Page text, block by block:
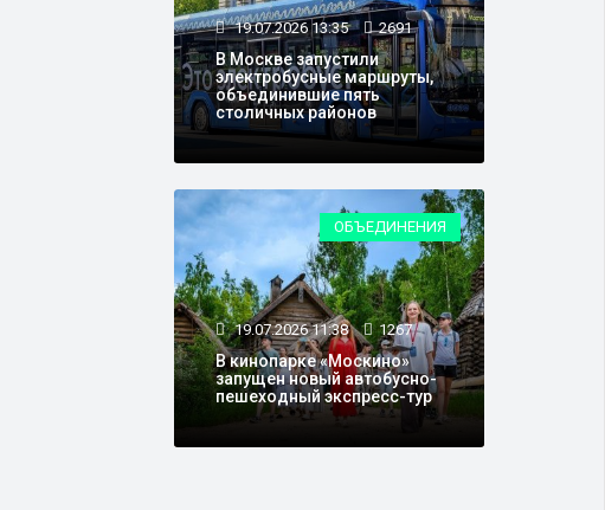
19.07.2026 13:35 2691
В Москве запустили
электробусные маршруты,
объединившие пять
столичных районов
ОБЪЕДИНЕНИЯ
19.07.2026 11:38 1267
В кинопарке «Москино»
запущен новый автобусно-
пешеходный экспресс-тур